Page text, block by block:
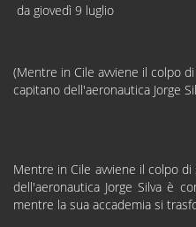
da giovedì 9 luglio
(Mentre in Cile avviene il colpo
capitano dell'aeronautica Jorge
Mentre in Cile avviene il colpo
dell'aeronautica Jorge Silva è
mentre la sua accademia si